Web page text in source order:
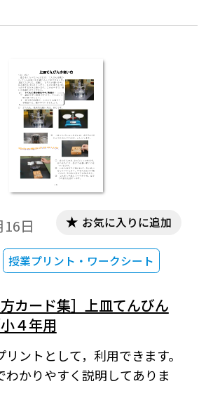
げて学習する際の発展資料と
って，すべての児童が学習する
ことをご了承ください。
日
授業プリント・ワークシート
お気に入りに追加
方カード集］上皿てんびん
４年用
ントとして，利用できます。
わかりやすく説明してありま